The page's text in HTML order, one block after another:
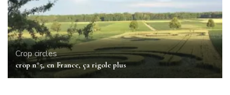
Crop circles
crop n°5, en France, ça rigole plus